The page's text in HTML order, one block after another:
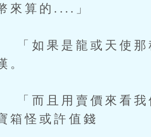
來算的....」
「如果是龍或天使那
。
「而且用賣價來看我
箱怪或許值錢